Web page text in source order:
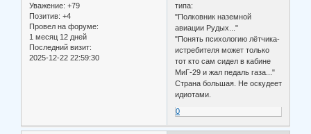
Уважение: +79
Позитив: +4
Провел на форуме:
1 месяц 12 дней
Последний визит:
2025-12-22 22:59:30
типа:
"Полковник наземной
авиации Рудых..."
"Понять психологию лётчика-
истребителя может только
тот кто сам сидел в кабине
МиГ-29 и жал педаль газа..."
Страна большая. Не оскудеет
идиотами.
0